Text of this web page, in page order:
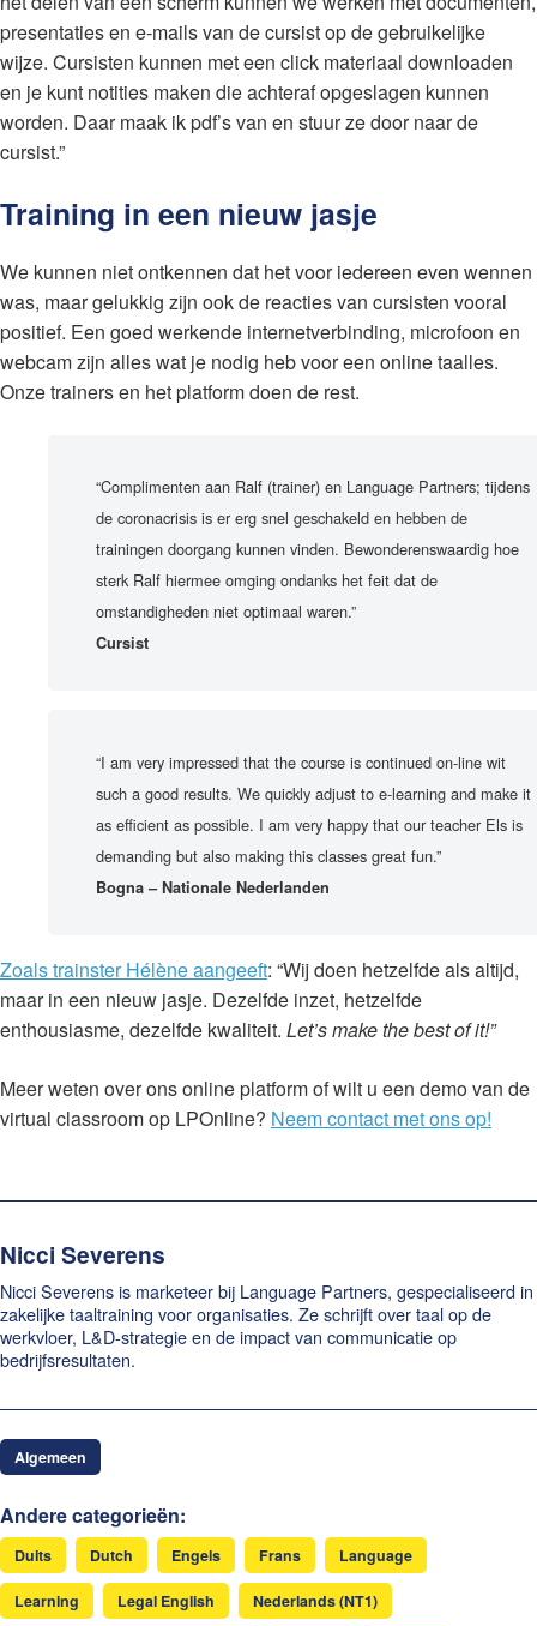
presentaties en e-mails van de cursist op de gebruikelijke
wijze. Cursisten kunnen met een click materiaal downloaden
en je kunt notities maken die achteraf opgeslagen kunnen
worden. Daar maak ik pdf’s van en stuur ze door naar de
cursist.”
Training in een nieuw jasje
We kunnen niet ontkennen dat het voor iedereen even wennen
was, maar gelukkig zijn ook de reacties van cursisten vooral
positief. Een goed werkende internetverbinding, microfoon en
webcam zijn alles wat je nodig heb voor een online taalles.
Onze trainers en het platform doen de rest.
“Complimenten aan Ralf (trainer) en Language Partners; tijdens
de coronacrisis is er erg snel geschakeld en hebben de
trainingen doorgang kunnen vinden. Bewonderenswaardig hoe
sterk Ralf hiermee omging ondanks het feit dat de
omstandigheden niet optimaal waren.”
Cursist
“I am very impressed that the course is continued on-line wit
such a good results. We quickly adjust to e-learning and make it
as efficient as possible. I am very happy that our teacher Els is
demanding but also making this classes great fun.”
Bogna – Nationale Nederlanden
Zoals trainster Hélène aangeeft: “Wij doen hetzelfde als altijd,
maar in een nieuw jasje. Dezelfde inzet, hetzelfde
enthousiasme, dezelfde kwaliteit. Let’s make the best of it!”
Meer weten over ons online platform of wilt u een demo van de
virtual classroom op LPOnline? Neem contact met ons op!
Nicci Severens
Nicci Severens is marketeer bij Language Partners, gespecialiseerd in
zakelijke taaltraining voor organisaties. Ze schrijft over taal op de
werkvloer, L&D-strategie en de impact van communicatie op
bedrijfsresultaten.
Algemeen
Andere categorieën:
Duits Dutch Engels Frans Language
Learning Legal English Nederlands (NT1)